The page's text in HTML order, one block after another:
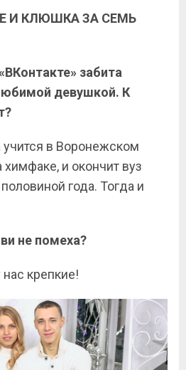
И КЛЮШКА ЗА СЕМЬ
забита
девушкой. К
в Воронежском
химфаке, и окончит вуз
года. Тогда и
не помеха?
крепкие!